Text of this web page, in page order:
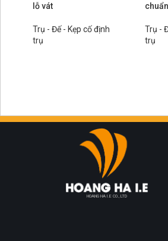
lỗ vát
Trụ - Đế - Kẹp cố định
trụ
chuẩn
Trụ -
trụ
HOANG HA I.E CO., LTD